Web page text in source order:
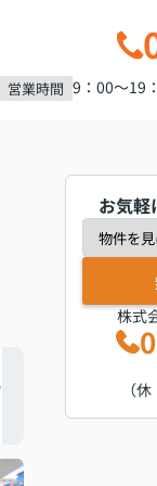
営業時間 9：00～19
お気軽
株式
（